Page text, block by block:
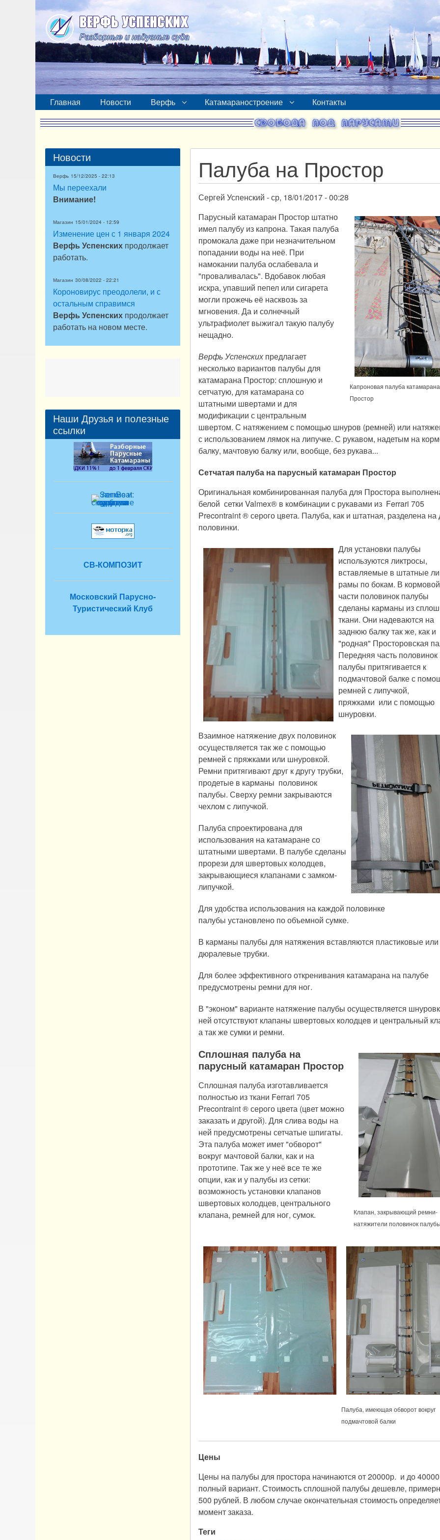
Главная Новости Верфь Катамараностроение Контакты
Палуба на Простор
Сергей Успенский ср, 18/01/2017 - 00:28
Капроновая палуба катамарана
Простор
Парусный катамаран Простор штатно
имел палубу из капрона. Такая палуба
промокала даже при незначительном
попадании воды на неё. При
намокании палуба ослабевала и
"проваливалась". Вдобавок любая
искра, упавший пепел или сигарета
могли прожечь её насквозь за
мгновения. Да и солнечный
ультрафиолет выжигал такую палубу
нещадно.
Верфь Успенскихпредлагает
несколько вариантов палубы для
катамарана Простор: сплошную и
сетчатую, для катамарана со
штатными швертами и для
модификации с центральным
швертом. С натяжением с помощью шнуров (ремней) или
с использованием лямок на липучке. С рукавом, надетым на
балку, мачтовую балку или, вообще, без рукава...
Сетчатая палуба на парусный катамаран Простор
Оригинальная комбинированная палуба для Простора
белой сетки Valmex® в комбинации с рукавами из Ferrari 705
Precontraint ® серого цвета. Палуба, как и штатная, разделена на
половинки.
Для установки палубы
используются ликтросы,
вставляемые в штатные
рамы по бокам. В кормовой
части половинок палубы
сделаны карманы из
ткани. Они надеваются на
заднюю балку так же, как и
"родная" Просторовская
Передняя часть половинок
палубы притягивается к
подмачтовой балке с
ремней с липучкой,
пряжками или с помощью
шнуровки.
Взаимное натяжение двух половинок
осуществляется так же с помощью
ремней с пряжками или шнуровкой.
Ремни притягивают друг к другу трубки,
продетые в карманы половинок
палубы. Сверху ремни закрываются
чехлом с липучкой.
Палуба спроектирована для
использования на катамаране со
штатными швертами. В палубе сделаны
прорези для швертовых колодцев,
закрывающиеся клапанами с замком-
липучкой.
Для удобства использования на каждой половинке
палубы установлено по объемной сумке.
В карманы палубы для натяжения вставляются пластиковые или
дюралевые трубки.
Для более эффективного откренивания катамарана на палубе
предусмотрены ремни для ног.
В "эконом" варианте натяжение палубы осуществляется
ней отсутствуют клапаны швертовых колодцев и центральный
а так же сумки и ремни.
Клапан, закрывающий ремни-
натяжители половинок
Сплошная палуба на
парусный катамаран Простор
Сплошная палуба изготавливается
полностью из ткани Ferrari 705
Precontraint ® серого цвета (цвет можно
заказать и другой). Для слива воды на
ней предусмотрены сетчатые шпигаты.
Эта палуба может имет "обворот"
вокруг мачтовой балки, как и на
прототипе. Так же у неё все те же
опции, как и у палубы из сетки:
возможность установки клапанов
швертовых колодцев, центрального
клапана, ремней для ног, сумок.
Палуба, имеющая обворот вокруг
подмачтовой балки
Цены
Цены на палубы для простора начинаются от 20000р. и до
полный вариант. Стоимость сплошной палубы дешевле,
500 рублей. В любом случае окончательная стоимость
момент заказа.
Теги
Новости
Верфь 15/12/2025 - 22:13
Мы переехали
Внимание!
Магазин 15/01/2024 - 12:59
Изменение цен с 1 января 2024
Верфь Успенских продолжает
работать.
Магазин 30/08/2022 - 22:21
Короновирус преодолели, и с
остальным справимся
Верфь Успенских продолжает
работать на новом месте.
Наши Друзья и полезные
ссылки
СВ-КОМПОЗИТ
Московский Парусно-
Туристический Клуб